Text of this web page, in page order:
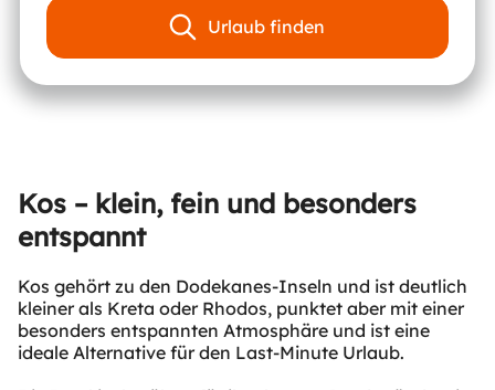
Urlaub finden
Kos – klein, fein und besonders
entspannt
Kos gehört zu den Dodekanes-Inseln und ist deutlich
kleiner als Kreta oder Rhodos, punktet aber mit einer
besonders entspannten Atmosphäre und ist eine
ideale Alternative für den Last-Minute Urlaub.